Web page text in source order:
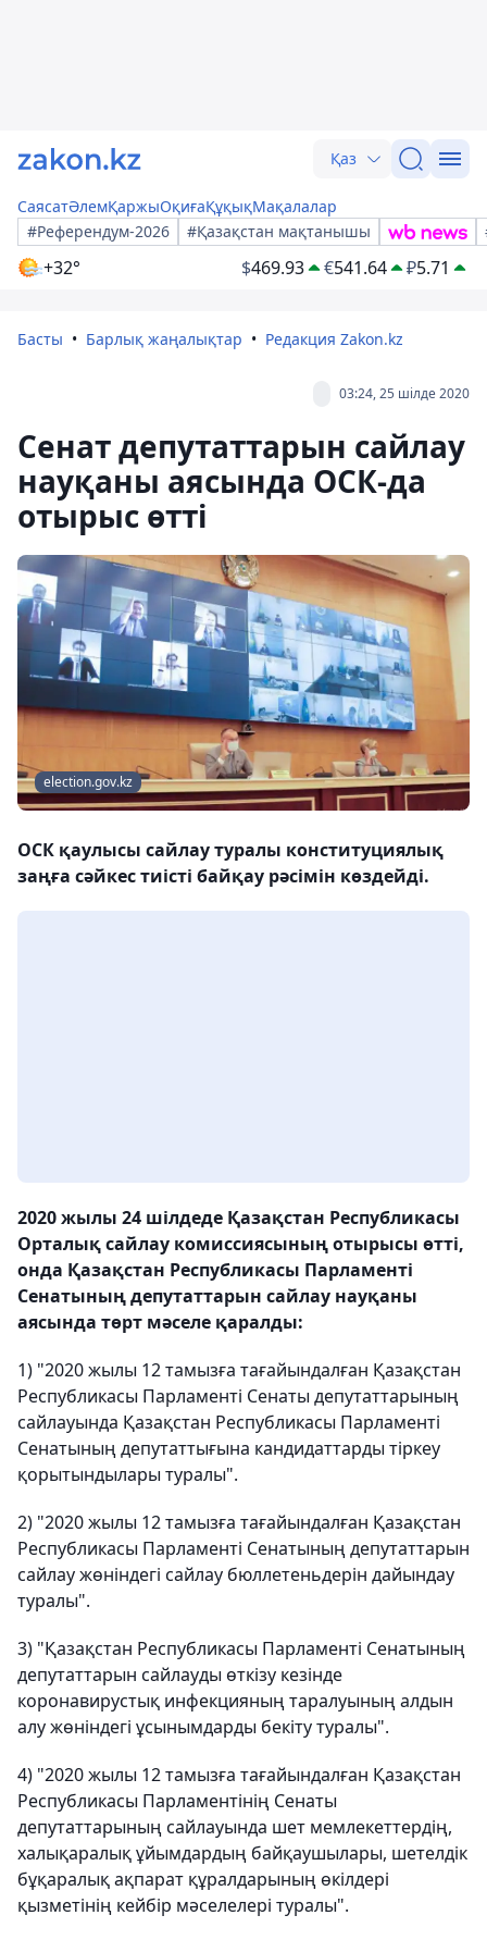
Қаз
СаясатӘлемҚаржыОқиғаҚұқықМақалалар
#Референдум-2026
#Қазақстан мақтанышы
+32° $469.93 €541.64 ₽5.71
Басты Барлық жаңалықтар Редакция Zakon.kz
03:24, 25 шілде 2020
Сенат депутаттарын сайлау
науқаны аясында ОСК-да
отырыс өтті
election.gov.kz
ОСК қаулысы сайлау туралы конституциялық
заңға сәйкес тиісті байқау рәсімін көздейді.
2020 жылы 24 шілдеде Қазақстан Республикасы
Орталық сайлау комиссиясының отырысы өтті,
онда Қазақстан Республикасы Парламенті
Сенатының депутаттарын сайлау науқаны
аясында төрт мәселе қаралды:
1) "2020 жылы 12 тамызға тағайындалған Қазақстан
Республикасы Парламенті Сенаты депутаттарының
сайлауында Қазақстан Республикасы Парламенті
Сенатының депутаттығына кандидаттарды тіркеу
қорытындылары туралы".
2) "2020 жылы 12 тамызға тағайындалған Қазақстан
Республикасы Парламенті Сенатының депутаттарын
сайлау жөніндегі сайлау бюллетеньдерін дайындау
туралы".
3) "Қазақстан Республикасы Парламенті Сенатының
депутаттарын сайлауды өткізу кезінде
коронавирустық инфекцияның таралуының алдын
алу жөніндегі ұсынымдарды бекіту туралы".
4) "2020 жылы 12 тамызға тағайындалған Қазақстан
Республикасы Парламентінің Сенаты
депутаттарының сайлауында шет мемлекеттердің,
халықаралық ұйымдардың байқаушылары, шетелдік
бұқаралық ақпарат құралдарының өкілдері
қызметінің кейбір мәселелері туралы".